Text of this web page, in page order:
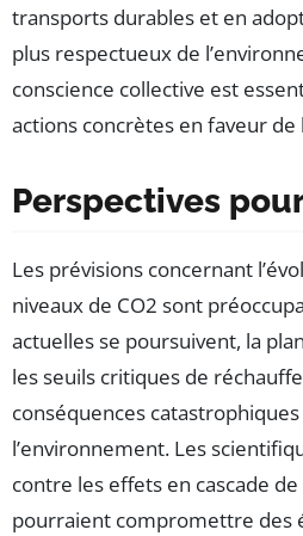
transports durables et en
plus respectueux de
conscience collective est
actions concrètes en faveur de
Perspectives
Les prévisions concernant
niveaux de CO2 sont
actuelles se poursuivent, la
les seuils critiques de
conséquences
l’environnement. Les
contre les effets en cascade
pourraient compromettre des